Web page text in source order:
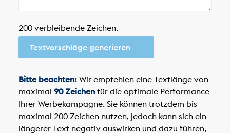
Textvorschläge generieren
200 verbleibende Zeichen.
Bitte beachten:Wir empfehlen eine Textlänge von
maximal 90 Zeichenfür die optimale Performance
Ihrer Werbekampagne. Sie können trotzdem bis
maximal 200 Zeichen nutzen, jedoch kann sich ein
längerer Text negativ auswirken und dazu führen,